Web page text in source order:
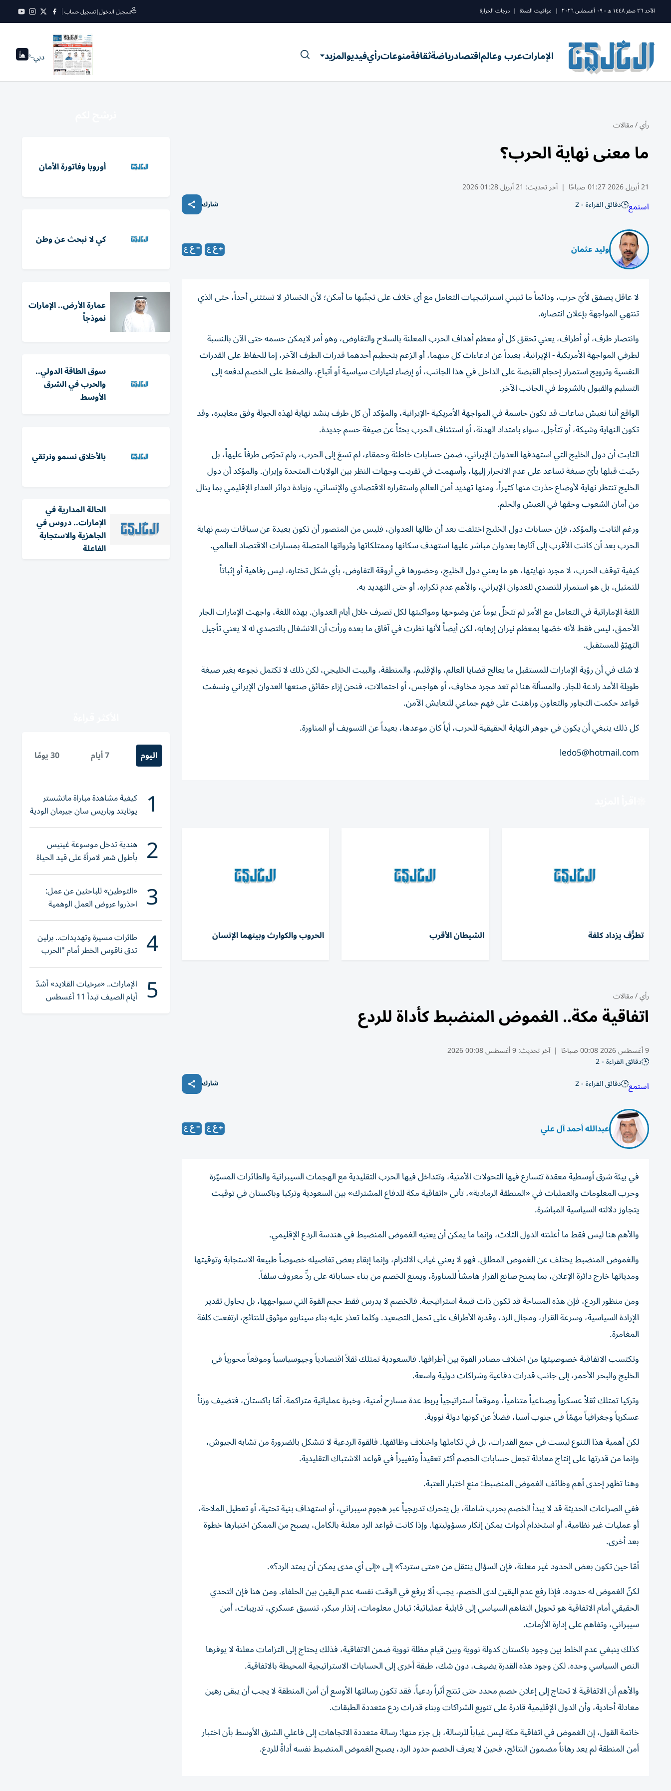
الأحد ٢٦ صفر ١٤٤٨ ه - ٠٩ أغسطس ٢٠٢٦ | مواقيت الصلاة | درجات الحرارة تسجيل الدخول|تسجيل حساب
الإماراتعرب وعالماقتصادرياضةثقافةمنوعاترأيفيديوالمزيد دبي--°
رأي/مقالات
ما معنى نهاية الحرب؟
21 أبريل 2026 01:27 صباحًا | آخر تحديث: 21 أبريل 01:28 2026
استمع دقائق القراءة - 2 شارك
وليد عثمان
لا عاقل يصفق لأيّ حرب، ودائماً ما تنبني استراتيجيات التعامل مع أي خلاف على تجنّبها ما أمكن؛ لأن الخسائر لا تستثني أحداً، حتى الذي
تنتهي المواجهة بإعلان انتصاره.
وانتصار طرف، أو أطراف، يعني تحقق كل أو معظم أهداف الحرب المعلنة بالسلاح والتفاوض، وهو أمر لايمكن حسمه حتى الآن بالنسبة
لطرفي المواجهة الأمريكية - الإيرانية، بعيداً عن ادعاءات كل منهما، أو الزعم بتحطيم أحدهما قدرات الطرف الآخر، إما للحفاظ على القدرات
النفسية وترويج استمرار إحجام القبضة على الداخل في هذا الجانب، أو إرضاء لتيارات سياسية أو أتباع، والضغط على الخصم لدفعه إلى
التسليم والقبول بالشروط في الجانب الآخر.
الواقع أننا نعيش ساعات قد تكون حاسمة في المواجهة الأمريكية -الإيرانية، والمؤكد أن كل طرف ينشد نهاية لهذه الجولة وفق معاييره، وقد
تكون النهاية وشيكة، أو تتأجل، سواء بامتداد الهدنة، أو استئناف الحرب بحثاً عن صيغة حسم جديدة.
الثابت أن دول الخليج التي استهدفها العدوان الإيراني، ضمن حسابات خاطئة وحمقاء، لم تسعَ إلى الحرب، ولم تحرّض طرفاً عليهاً، بل
رحّبت قبلها بأيّ صيغة تساعد على عدم الانجرار إليها، وأسهمت في تقريب وجهات النظر بين الولايات المتحدة وإيران. والمؤكد أن دول
الخليج تنتظر نهاية لأوضاع حذرت منها كثيراً، ومنها تهديد أمن العالم واستقراره الاقتصادي والإنساني، وزيادة دوائر العداء الإقليمي بما ينال
من أمان الشعوب وحقها في العيش والحلم.
ورغم الثابت والمؤكد، فإن حسابات دول الخليج اختلفت بعد أن طالها العدوان، فليس من المتصور أن تكون بعيدة عن سياقات رسم نهاية
الحرب بعد أن كانت الأقرب إلى آثارها بعدوان مباشر عليها استهدف سكانها وممتلكاتها وثرواتها المتصلة بمسارات الاقتصاد العالمي.
كيفية توقف الحرب، لا مجرد نهايتها، هو ما يعني دول الخليج، وحضورها في أروقة التفاوض، بأي شكل تختاره، ليس رفاهية أو إثباتاً
للتمثيل، بل هو استمرار للتصدي للعدوان الإيراني، والأهم عدم تكراره، أو حتى التهديد به.
اللغة الإماراتية في التعامل مع الأمر لم تتخلّ يوماً عن وضوحها ومواكبتها لكل تصرف خلال أيام العدوان. بهذه اللغة، واجهت الإمارات الجار
الأحمق، ليس فقط لأنه خصّها بمعظم نيران إرهابه، لكن أيضاً لأنها نظرت في آفاق ما بعده ورأت أن الانشغال بالتصدي له لا يعني تأجيل
التهيّؤ للمستقبل.
لا شك في أن رؤية الإمارات للمستقبل ما يعالج قضايا العالم، والإقليم، والمنطقة، والبيت الخليجي، لكن ذلك لا تكتمل نجوعه بغير صيغة
طويلة الأمد رادعة للجار. والمسألة هنا لم تعد مجرد مخاوف، أو هواجس، أو احتمالات، فنحن إزاء حقائق صنعها العدوان الإيراني ونسفت
قواعد حكمت التجاور والتعاون وراهنت على فهم جماعي للتعايش الآمن.
كل ذلك ينبغي أن يكون في جوهر النهاية الحقيقية للحرب، أياً كان موعدها، بعيداً عن التسويف أو المناورة.
ledo5@hotmail.com
تطرُّف يزداد كلفة الشيطان الأقرب الحروب والكوارث وبينهما الإنسان
رأي/مقالات
اتفاقية مكة.. الغموض المنضبط كأداة للردع
9 أغسطس 2026 00:08 صباحًا | آخر تحديث:9 أغسطس 00:08 2026
دقائق القراءة - 2
استمع دقائق القراءة - 2 شارك
عبدالله أحمد آل علي
في بيئة شرق أوسطية معقدة تتسارع فيها التحولات الأمنية، وتتداخل فيها الحرب التقليدية مع الهجمات السيبرانية والطائرات المسيّرة
وحرب المعلومات والعمليات في «المنطقة الرمادية»، تأتي «اتفاقية مكة للدفاع المشترك» بين السعودية وتركيا وباكستان في توقيت
يتجاوز دلالته السياسية المباشرة.
والأهم هنا ليس فقط ما أعلنته الدول الثلاث، وإنما ما يمكن أن يعنيه الغموض المنضبط في هندسة الردع الإقليمي.
والغموض المنضبط يختلف عن الغموض المطلق. فهو لا يعني غياب الالتزام، وإنما إبقاء بعض تفاصيله خصوصاً طبيعة الاستجابة وتوقيتها
ومدياتها خارج دائرة الإعلان، بما يمنح صانع القرار هامشاً للمناورة، ويمنع الخصم من بناء حساباته على ردٍّ معروف سلفاً.
ومن منظور الردع، فإن هذه المساحة قد تكون ذات قيمة استراتيجية. فالخصم لا يدرس فقط حجم القوة التي سيواجهها، بل يحاول تقدير
الإرادة السياسية، وسرعة القرار، ومجال الرد، وقدرة الأطراف على تحمل التصعيد. وكلما تعذر عليه بناء سيناريو موثوق للنتائج، ارتفعت كلفة
المغامرة.
وتكتسب الاتفاقية خصوصيتها من اختلاف مصادر القوة بين أطرافها. فالسعودية تمتلك ثقلاً اقتصادياً وجيوسياسياً وموقعاً محورياً في
الخليج والبحر الأحمر، إلى جانب قدرات دفاعية وشراكات دولية واسعة.
وتركيا تمتلك ثقلاً عسكرياً وصناعياً متنامياً، وموقعاً استراتيجياً يربط عدة مسارح أمنية، وخبرة عملياتية متراكمة. أمّا باكستان، فتضيف وزناً
عسكرياً وجغرافياً مهمّاً في جنوب آسيا، فضلاً عن كونها دولة نووية.
لكن أهمية هذا التنوع ليست في جمع القدرات، بل في تكاملها واختلاف وظائفها. فالقوة الردعية لا تتشكل بالضرورة من تشابه الجيوش،
وإنما من قدرتها على إنتاج معادلة تجعل حسابات الخصم أكثر تعقيداً وتغييراً في قواعد الاشتباك التقليدية.
وهنا تظهر إحدى أهم وظائف الغموض المنضبط: منع اختبار العتبة.
ففي الصراعات الحديثة قد لا يبدأ الخصم بحرب شاملة، بل يتحرك تدريجياً عبر هجوم سيبراني، أو استهداف بنية تحتية، أو تعطيل الملاحة،
أو عمليات غير نظامية، أو استخدام أدوات يمكن إنكار مسؤوليتها. وإذا كانت قواعد الرد معلنة بالكامل، يصبح من الممكن اختبارها خطوة
بعد أخرى.
أمّا حين تكون بعض الحدود غير معلنة، فإن السؤال ينتقل من «متى سترد؟» إلى «إلى أي مدى يمكن أن يمتد الرد؟».
لكنّ الغموض له حدوده. فإذا رفع عدم اليقين لدى الخصم، يجب ألا يرفع في الوقت نفسه عدم اليقين بين الحلفاء. ومن هنا فإن التحدي
الحقيقي أمام الاتفاقية هو تحويل التفاهم السياسي إلى قابلية عملياتية: تبادل معلومات، إنذار مبكر، تنسيق عسكري، تدريبات، أمن
سيبراني، وتفاهم على إدارة الأزمات.
كذلك ينبغي عدم الخلط بين وجود باكستان كدولة نووية وبين قيام مظلة نووية ضمن الاتفاقية، فذلك يحتاج إلى التزامات معلنة لا يوفرها
النص السياسي وحده. لكن وجود هذه القدرة يضيف، دون شك، طبقة أخرى إلى الحسابات الاستراتيجية المحيطة بالاتفاقية.
والأهم أن الاتفاقية لا تحتاج إلى إعلان خصم محدد حتى تنتج أثراً ردعياً. فقد تكون رسالتها الأوسع أن أمن المنطقة لا يجب أن يبقى رهين
معادلة أحادية، وأن الدول الإقليمية قادرة على تنويع الشراكات وبناء قدرات ردع متعددة الطبقات.
خاتمة القول، إن الغموض في اتفاقية مكة ليس غياباً للرسالة، بل جزء منها: رسالة متعددة الاتجاهات إلى فاعلي الشرق الأوسط بأن اختبار
أمن المنطقة لم يعد رهاناً مضمون النتائج، فحين لا يعرف الخصم حدود الرد، يصبح الغموض المنضبط نفسه أداةً للردع.
أوروبا وفاتورة الأمان
كي لا نبحث عن وطن
عمارة الأرض.. الإمارات
نموذجاً
سوق الطاقة الدولي..
والحرب في الشرق
الأوسط
بالأخلاق نسمو ونرتقي
الحالة المدارية في
الإمارات.. دروس في
الجاهزية والاستجابة
الفاعلة
اليوم 7 أيام 30 يومًا
1 كيفية مشاهدة مباراة مانشستر
يونايتد وباريس سان جيرمان الودية
والقنوات الناقلة
2 هندية تدخل موسوعة غينيس
بأطول شعر لامرأة على قيد الحياة
3 «التوطين» للباحثين عن عمل:
احذروا عروض العمل الوهمية
وتحققوا عبر «الباركود»
4 طائرات مسيرة وتهديدات.. برلين
تدق ناقوس الخطر أمام "الحرب
الهجينة"
5 الإمارات.. «مرخيات القلايد» أشدّ
أيام الصيف تبدأ 11 أغسطس